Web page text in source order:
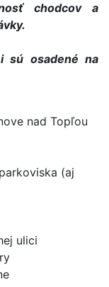
chodcov a
sú osadené na
nad Topľou
(aj
ulici